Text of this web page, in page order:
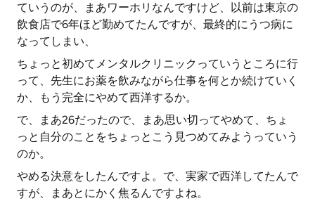
ていうのが、まあワーホリなんですけど、以前は東京の
飲食店で6年ほど勤めてたんですが、最終的にうつ病に
なってしまい、
ちょっと初めてメンタルクリニックっていうところに行
って、先生にお薬を飲みながら仕事を何とか続けていく
か、もう完全にやめて西洋するか。
で、まあ26だったので、まあ思い切ってやめて、ちょ
っと自分のことをちょっとこう見つめてみようっていう
のか。
やめる決意をしたんですよ。で、実家で西洋してたんで
すが、まあとにかく焦るんですよね。